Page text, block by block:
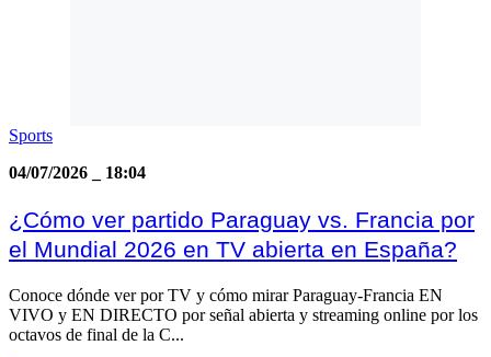
Sports
04/07/2026
18:04
¿Cómo ver partido Paraguay vs. Francia por
el Mundial 2026 en TV abierta en España?
Conoce dónde ver por TV y cómo mirar Paraguay-Francia EN
VIVO y EN DIRECTO por señal abierta y streaming online por los
octavos de final de la C...